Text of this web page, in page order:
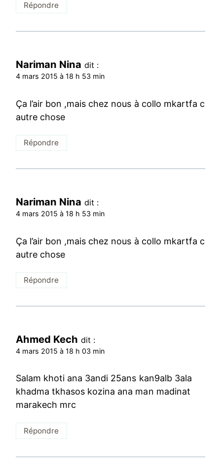
Répondre
Nariman Nina dit :
4 mars 2015 à 18 h 53 min
Ça l’air bon ,mais chez nous à collo mkartfa c
autre chose
Répondre
Nariman Nina dit :
4 mars 2015 à 18 h 53 min
Ça l’air bon ,mais chez nous à collo mkartfa c
autre chose
Répondre
Ahmed Kech dit :
4 mars 2015 à 18 h 03 min
Salam khoti ana 3andi 25ans kan9alb 3ala
khadma tkhasos kozina ana man madinat
marakech mrc
Répondre